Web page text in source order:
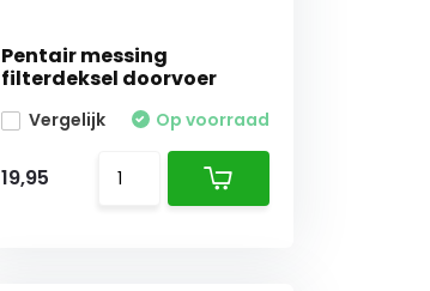
Pentair messing
filterdeksel doorvoer
Vergelijk Op voorraad
19,95